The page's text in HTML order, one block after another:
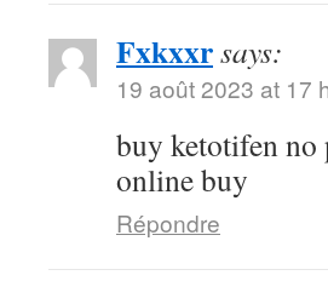
Fxkxxrsays:
19 août 2023 at 17
buy ketotifen
online buy
Répondre